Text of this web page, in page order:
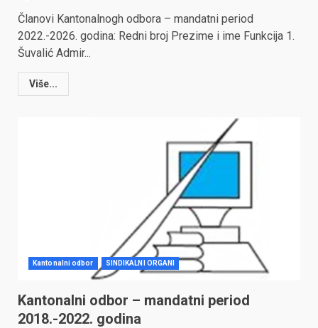
Članovi Kantonalnogh odbora – mandatni period
2022.-2026. godina: Redni broj Prezime i ime Funkcija 1.
Šuvalić Admir...
Više...
Kantonalni odbor SINDIKALNI ORGANI
Kantonalni odbor – mandatni period
2018.-2022. godina